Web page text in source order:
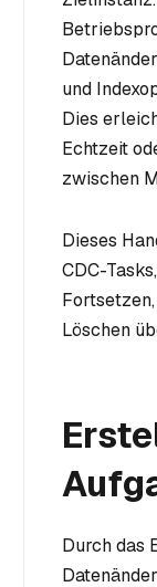
und
Dies
Echtzeit
zwischen
Dieses
CDC-
Löschen
Durch das